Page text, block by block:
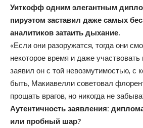
Уиткофф одним элегантным
пируэтом заставил даже самых
аналитиков затаить дыхание.
«Если они разоружатся, тогда они
некоторое время и даже
заявил он с той невозмутимостью, с
быть, Макиавелли советовал
прощать врагов, но никогда не
Аутентичность заявления:
или пробный шар?